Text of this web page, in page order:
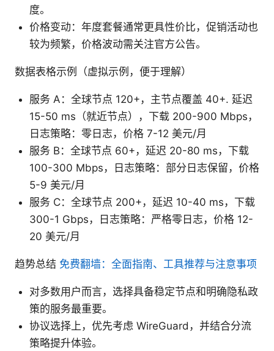
度。
价格变动：年度套餐通常更具性价比，促销活动也
较为频繁，价格波动需关注官方公告。
数据表格示例（虚拟示例，便于理解）
服务 A：全球节点 120+，主节点覆盖 40+. 延迟
15-50 ms（就近节点），下载 200-900 Mbps，
日志策略：零日志，价格 7-12 美元/月
服务 B：全球节点 60+，延迟 20-80 ms，下载
100-300 Mbps，日志策略：部分日志保留，价格
5-9 美元/月
服务 C：全球节点 200+，延迟 10-40 ms，下载
300-1 Gbps，日志策略：严格零日志，价格 12-
20 美元/月
趋势总结 免费翻墙：全面指南、工具推荐与注意事项
对多数用户而言，选择具备稳定节点和明确隐私政
策的服务最重要。
协议选择上，优先考虑 WireGuard，并结合分流
策略提升体验。